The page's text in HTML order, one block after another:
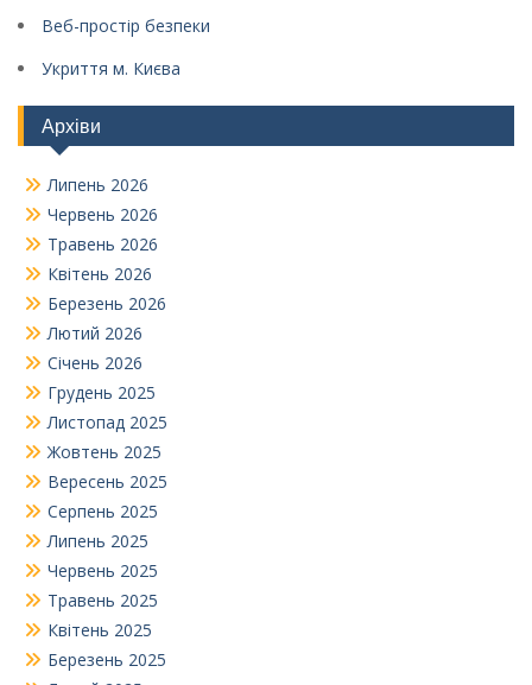
Веб-простір безпеки
Укриття м. Києва
Архіви
Липень 2026
Червень 2026
Травень 2026
Квітень 2026
Березень 2026
Лютий 2026
Січень 2026
Грудень 2025
Листопад 2025
Жовтень 2025
Вересень 2025
Серпень 2025
Липень 2025
Червень 2025
Травень 2025
Квітень 2025
Березень 2025